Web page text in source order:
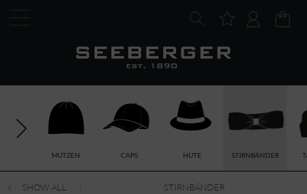
MÜTZEN CAPS HÜTE STIRNBÄNDER
SHOW ALL STIRNBÄNDER